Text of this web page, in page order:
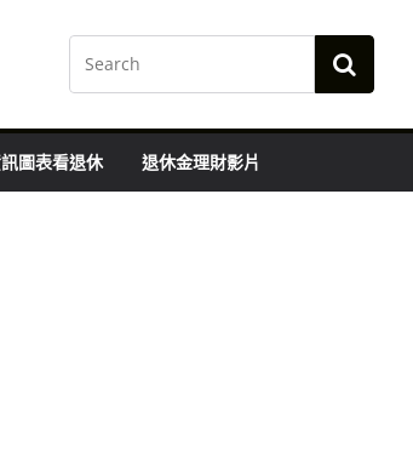
圖表看退休 退休金理財影片